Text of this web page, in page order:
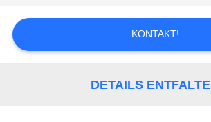
VERBINDUNG
NACHRICHTEN
KONTAKT!
DETAILS